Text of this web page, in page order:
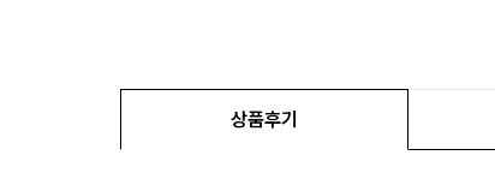
상품후기